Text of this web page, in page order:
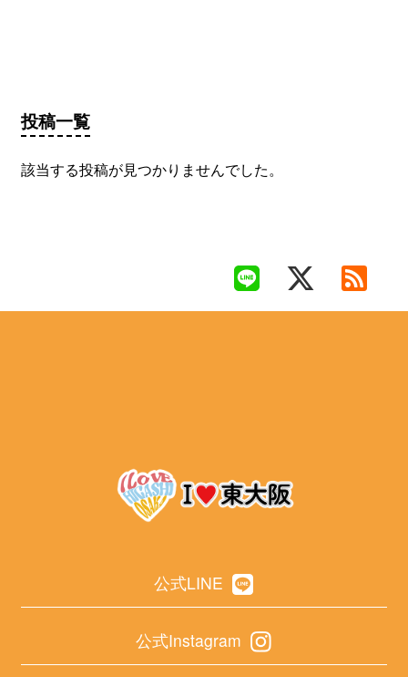
投稿一覧
該当する投稿が見つかりませんでした。
公式LINE
公式Instagram